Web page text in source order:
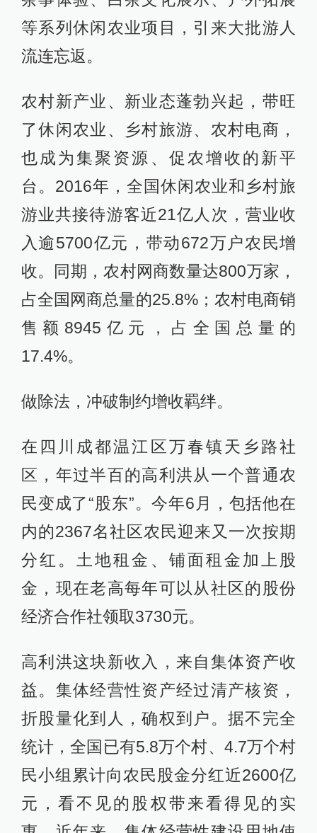
等系列休闲农业项目，引来大批游人
流连忘返。
农村新产业、新业态蓬勃兴起，带旺
了休闲农业、乡村旅游、农村电商，
也成为集聚资源、促农增收的新平
台。2016年，全国休闲农业和乡村旅
游业共接待游客近21亿人次，营业收
入逾5700亿元，带动672万户农民增
收。同期，农村网商数量达800万家，
占全国网商总量的25.8%；农村电商销
售额8945亿元，占全国总量的
17.4%。
做除法，冲破制约增收羁绊。
在四川成都温江区万春镇天乡路社
区，年过半百的高利洪从一个普通农
民变成了“股东”。今年6月，包括他在
内的2367名社区农民迎来又一次按期
分红。土地租金、铺面租金加上股
金，现在老高每年可以从社区的股份
经济合作社领取3730元。
高利洪这块新收入，来自集体资产收
益。集体经营性资产经过清产核资，
折股量化到人，确权到户。据不完全
统计，全国已有5.8万个村、4.7万个村
民小组累计向农民股金分红近2600亿
元，看不见的股权带来看得见的实